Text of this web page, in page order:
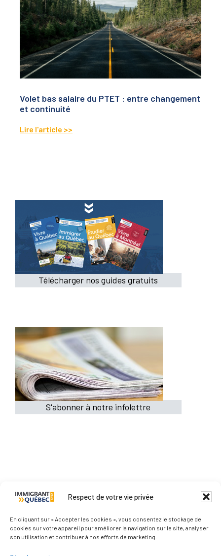
Respect de votre vie privée
En cliquant sur « Accepter les cookies », vous consentez le stockage de
cookies sur votre appareil pour améliorer la navigation sur le site, analyser
son utilisation et contribuer à nos efforts de marketing.
Volet bas salaire du PTET : entre changement
et continuité
Lire l'article >>
Télécharger nos guides gratuits
S'abonner à notre infolettre
Qui sommes-nous ?